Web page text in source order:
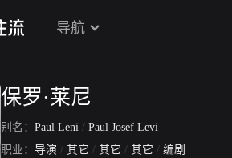
导航
保罗·莱尼
别名： Paul Leni / Paul Josef Levi
职业： 导演 / 其它 / 其它 / 其它 / 编剧